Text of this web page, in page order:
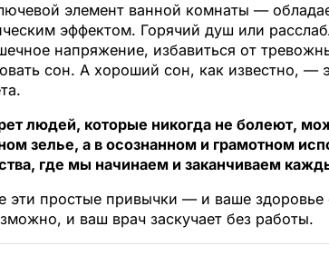
элемент ванной комнаты —
эффектом. Горячий душ или
напряжение, избавиться от
сон. А хороший сон, как известно, —
людей, которые никогда не болеют,
зелье, а в осознанном и грамотном
где мы начинаем и заканчиваем
эти простые привычки — и ваше
и ваш врач заскучает без работы.